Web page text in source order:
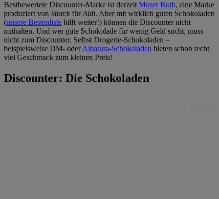
Bestbewertete Discounter-Marke ist derzeit Moser Roth, eine Marke
produziert von Storck fürAldi. Aber mit wirklich guten Schokoladen
(unsere Bestenliste hilft weiter!) können die Discounter nicht
mithalten. Und wer gute Schokolade für wenig Geld sucht, muss
nicht zum Discounter. Selbst Drogerie-Schokoladen –
beispielsweise DM- oderAlnatura-Schokoladen bieten schon recht
viel Geschmack zum kleinen Preis!
Discounter: Die Schokoladen